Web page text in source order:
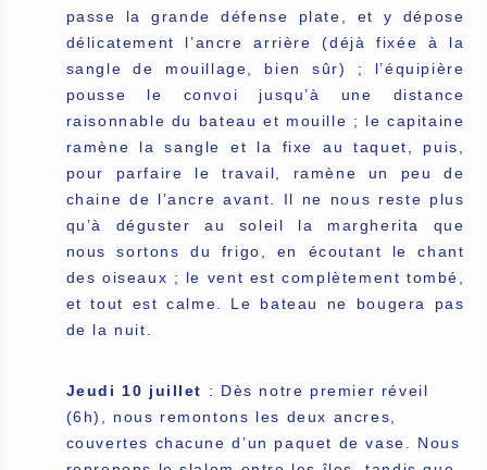
passe la grande défense plate, et y dépose
délicatement l’ancre arrière (déjà fixée à la
sangle de mouillage, bien sûr) ; l’équipière
pousse le convoi jusqu’à une distance
raisonnable du bateau et mouille ; le capitaine
ramène la sangle et la fixe au taquet, puis,
pour parfaire le travail, ramène un peu de
chaine de l’ancre avant. Il ne nous reste plus
qu’à déguster au soleil la margherita que
nous sortons du frigo, en écoutant le chant
des oiseaux ; le vent est complètement tombé,
et tout est calme. Le bateau ne bougera pas
de la nuit.
Jeudi 10 juillet : Dès notre premier réveil
(6h), nous remontons les deux ancres,
couvertes chacune d’un paquet de vase. Nous